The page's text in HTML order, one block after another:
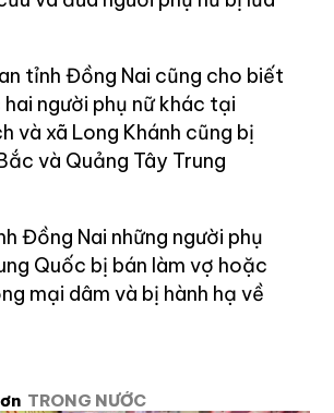
tỉnh Đồng Nai cũng cho biết
người phụ nữ khác tại
và xã Long Khánh cũng bị
và Quảng Tây Trung
Đồng Nai những người phụ
Quốc bị bán làm vợ hoặc
mại dâm và bị hành hạ về
TRONG NƯỚC